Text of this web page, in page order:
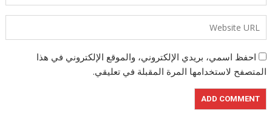
احفظ اسمي، بريدي الإلكتروني، والموقع الإلكتروني في هذا
المتصفح لاستخدامها المرة المقبلة في تعليقي.